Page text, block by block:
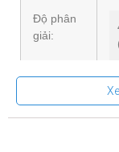
Độ phân
giải: